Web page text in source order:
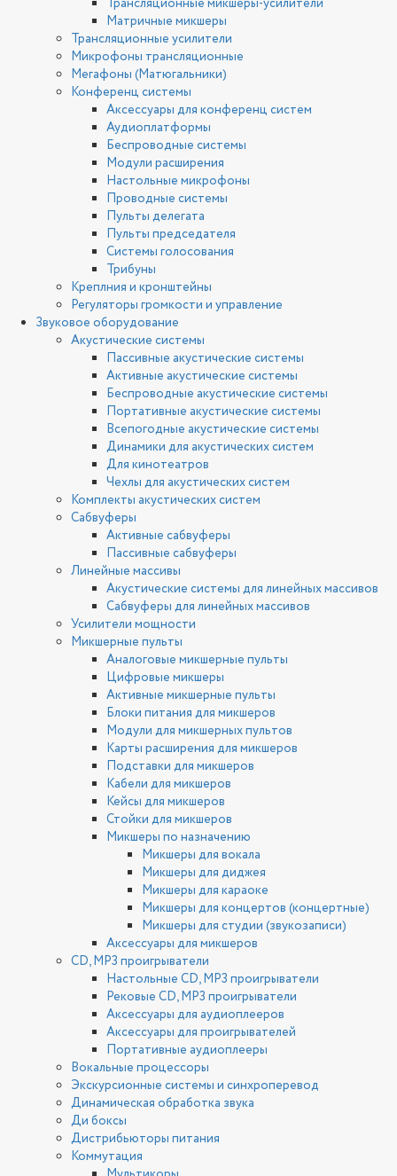
Трансляционные микшеры-усилители
Матричные микшеры
Трансляционные усилители
Микрофоны трансляционные
Мегафоны (Матюгальники)
Конференц системы
Аксессуары для конференц систем
Аудиоплатформы
Беспроводные системы
Модули расширения
Настольные микрофоны
Проводные системы
Пульты делегата
Пульты председателя
Системы голосования
Трибуны
Креплния и кронштейны
Регуляторы громкости и управление
Звуковое оборудование
Акустические системы
Пассивные акустические системы
Активные акустические системы
Беспроводные акустические системы
Портативные акустические системы
Всепогодные акустические системы
Динамики для акустических систем
Для кинотеатров
Чехлы для акустических систем
Комплекты акустических систем
Сабвуферы
Активные сабвуферы
Пассивные сабвуферы
Линейные массивы
Акустические системы для линейных массивов
Сабвуферы для линейных массивов
Усилители мощности
Микшерные пульты
Аналоговые микшерные пульты
Цифровые микшеры
Активные микшерные пульты
Блоки питания для микшеров
Модули для микшерных пультов
Карты расширения для микшеров
Подставки для микшеров
Кабели для микшеров
Кейсы для микшеров
Стойки для микшеров
Микшеры по назначению
Микшеры для вокала
Микшеры для диджея
Микшеры для караоке
Микшеры для концертов (концертные)
Микшеры для студии (звукозаписи)
Аксессуары для микшеров
CD, MP3 проигрыватели
Настольные CD, MP3 проигрыватели
Рековые CD, MP3 проигрыватели
Аксессуары для аудиоплееров
Аксессуары для проигрывателей
Портативные аудиоплееры
Вокальные процессоры
Экскурсионные системы и синхроперевод
Динамическая обработка звука
Ди боксы
Дистрибьюторы питания
Коммутация